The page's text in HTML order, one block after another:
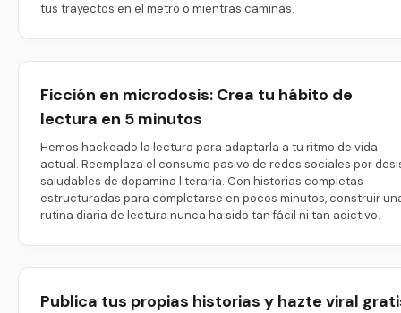
tus trayectos en el metro o mientras caminas.
Ficción en microdosis: Crea tu hábito de
lectura en 5 minutos
Hemos hackeado la lectura para adaptarla a tu ritmo de vida
actual. Reemplaza el consumo pasivo de redes sociales por
saludables de dopamina literaria. Con historias completas
estructuradas para completarse en pocos minutos, construir
rutina diaria de lectura nunca ha sido tan fácil ni tan adictivo.
Publica tus propias historias y hazte viral